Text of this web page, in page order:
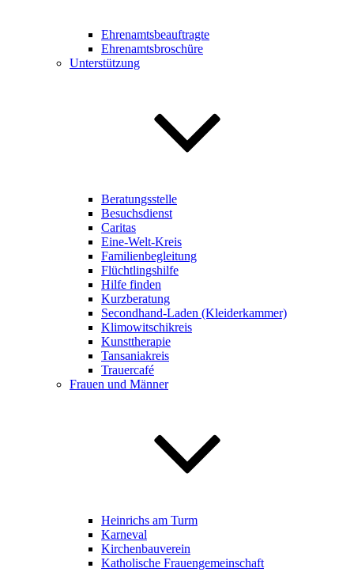
Ehrenamtsbeauftragte
Ehrenamtsbroschüre
Unterstützung
Beratungsstelle
Besuchsdienst
Caritas
Eine-Welt-Kreis
Familienbegleitung
Flüchtlingshilfe
Hilfe finden
Kurzberatung
Secondhand-Laden (Kleiderkammer)
Klimowitschikreis
Kunsttherapie
Tansaniakreis
Trauercafé
Frauen und Männer
Heinrichs am Turm
Karneval
Kirchenbauverein
Katholische Frauengemeinschaft